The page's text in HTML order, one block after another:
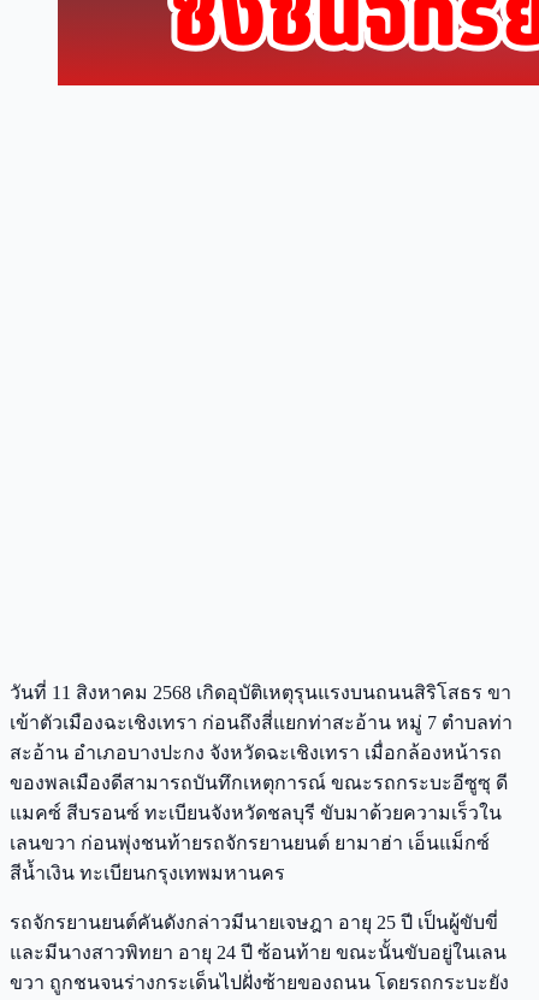
วันที่ 11 สิงหาคม 2568 เกิดอุบัติเหตุรุนแรงบนถนนสิริโสธร ขา
เข้าตัวเมืองฉะเชิงเทรา ก่อนถึงสี่แยกท่าสะอ้าน หมู่ 7 ตำบลท่า
สะอ้าน อำเภอบางปะกง จังหวัดฉะเชิงเทรา เมื่อกล้องหน้ารถ
ของพลเมืองดีสามารถบันทึกเหตุการณ์ ขณะรถกระบะอีซูซุ ดี
แมคซ์ สีบรอนซ์ ทะเบียนจังหวัดชลบุรี ขับมาด้วยความเร็วใน
เลนขวา ก่อนพุ่งชนท้ายรถจักรยานยนต์ ยามาฮ่า เอ็นแม็กซ์
สีน้ำเงิน ทะเบียนกรุงเทพมหานคร
รถจักรยานยนต์คันดังกล่าวมีนายเจษฎา อายุ 25 ปี เป็นผู้ขับขี่
และมีนางสาวพิทยา อายุ 24 ปี ซ้อนท้าย ขณะนั้นขับอยู่ในเลน
ขวา ถูกชนจนร่างกระเด็นไปฝั่งซ้ายของถนน โดยรถกระบะยัง